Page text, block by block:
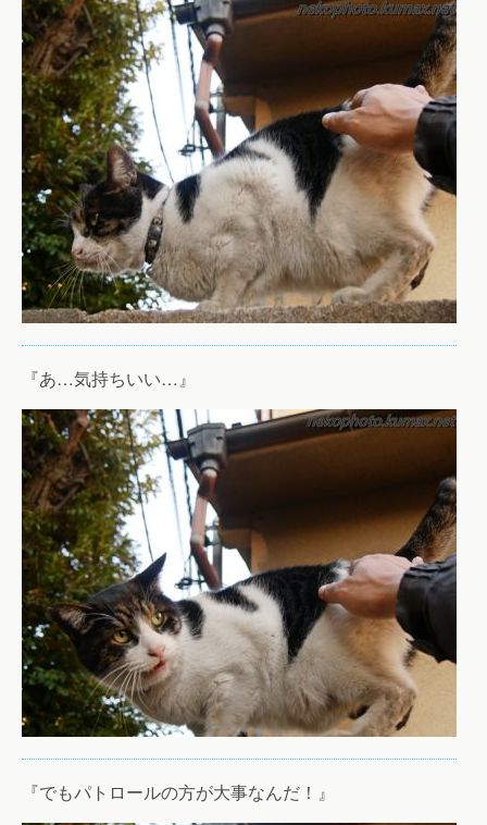
『あ…気持ちいい…』
『でもパトロールの方が大事なんだ！』